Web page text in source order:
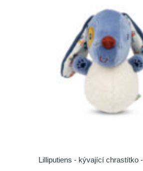
Lilliputiens - kývající chrastítko